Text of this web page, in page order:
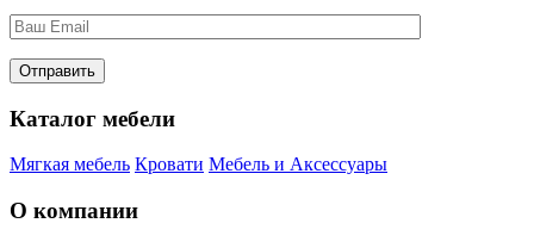
Каталог мебели
Мягкая мебель Кровати Мебель и Аксессуары
О компании